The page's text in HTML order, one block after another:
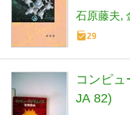
石原藤夫
29
コンピ
JA 82)